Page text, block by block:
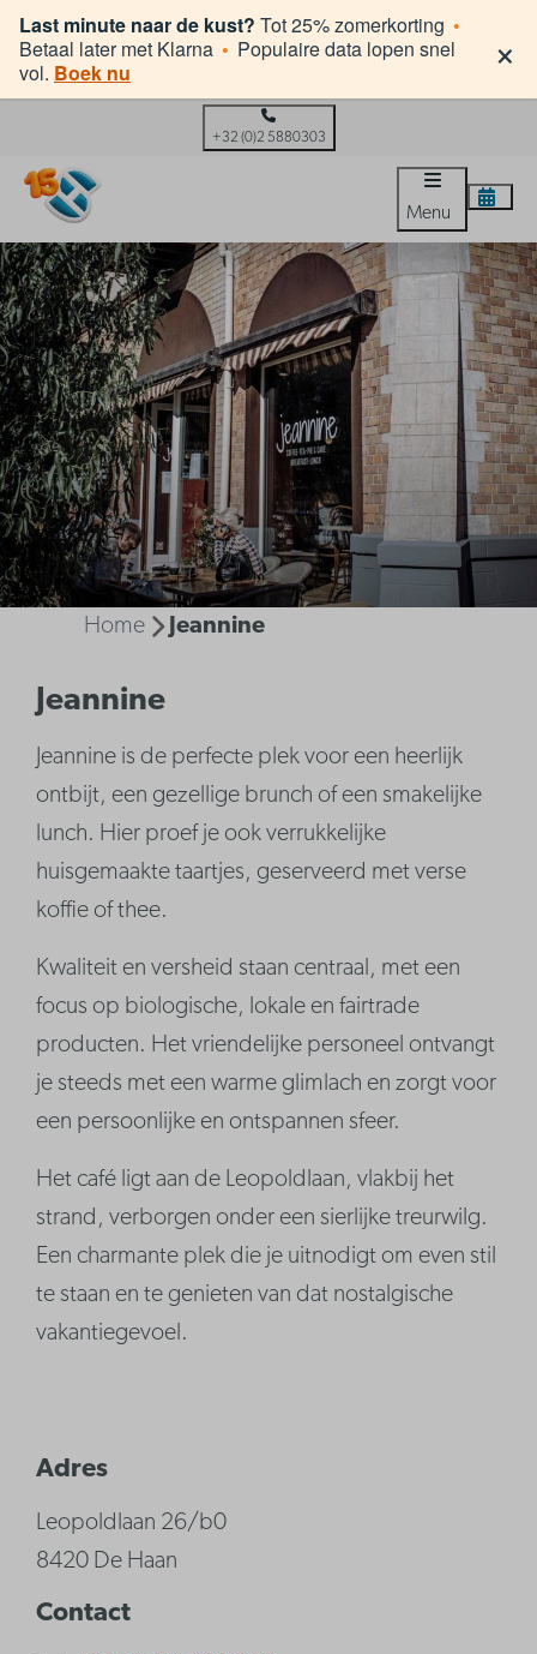
Last minute naar de kust? Tot 25% zomerkorting •
Betaal later met Klarna • Populaire data lopen snel
vol. Boek nu ×
+32 (0)2 5880303
Menu
Home Jeannine
Jeannine
Jeannine is de perfecte plek voor een heerlijk
ontbijt, een gezellige brunch of een smakelijke
lunch. Hier proef je ook verrukkelijke
huisgemaakte taartjes, geserveerd met verse
koffie of thee.
Kwaliteit en versheid staan centraal, met een
focus op biologische, lokale en fairtrade
producten. Het vriendelijke personeel ontvangt
je steeds met een warme glimlach en zorgt voor
een persoonlijke en ontspannen sfeer.
Het café ligt aan de Leopoldlaan, vlakbij het
strand, verborgen onder een sierlijke treurwilg.
Een charmante plek die je uitnodigt om even stil
te staan en te genieten van dat nostalgische
vakantiegevoel.
Adres
Leopoldlaan 26/b0
8420 De Haan
Contact